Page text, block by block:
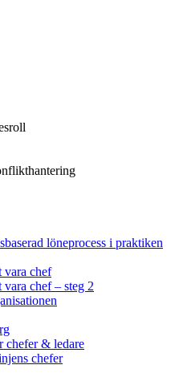
löneprocess i praktiken
vara chef
chef – steg 2
chefer & ledare
chefer